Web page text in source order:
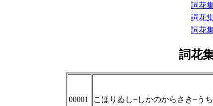
詞花
詞花
詞花
詞花
00001 こほりゐし−しかのからさき−う